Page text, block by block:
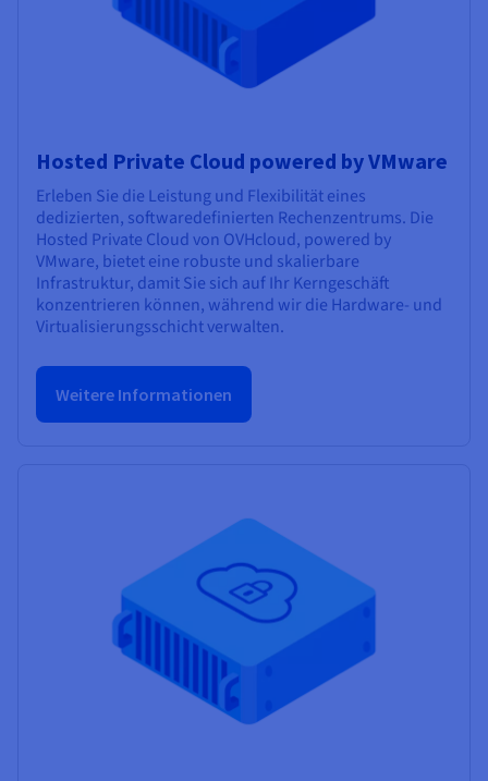
Hosted Private Cloud powered by VMware
Erleben Sie die Leistung und Flexibilität eines
dedizierten, softwaredefinierten Rechenzentrums. Die
Hosted Private Cloud von OVHcloud, powered by
VMware, bietet eine robuste und skalierbare
Infrastruktur, damit Sie sich auf Ihr Kerngeschäft
konzentrieren können, während wir die Hardware- und
Virtualisierungsschicht verwalten.
Weitere Informationen